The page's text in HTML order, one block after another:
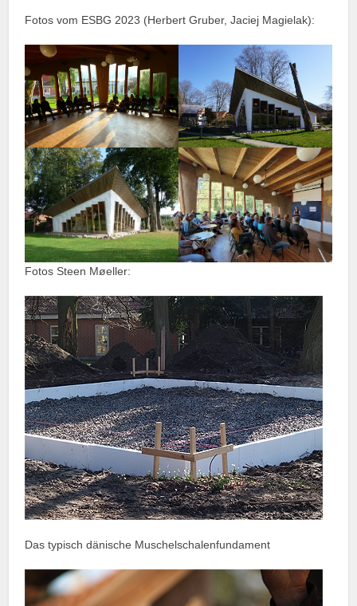
Fotos vom ESBG 2023 (Herbert Gruber, Jaciej Magielak):
Fotos Steen Møeller:
Das typisch dänische Muschelschalenfundament